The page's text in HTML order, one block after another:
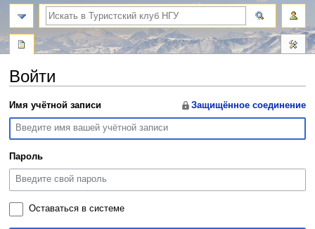
Войти
Перейти
к
навигации
Перейти
к
поиску
Имя учётной записи Защищённое соединение
Пароль
Оставаться в системе
поиск